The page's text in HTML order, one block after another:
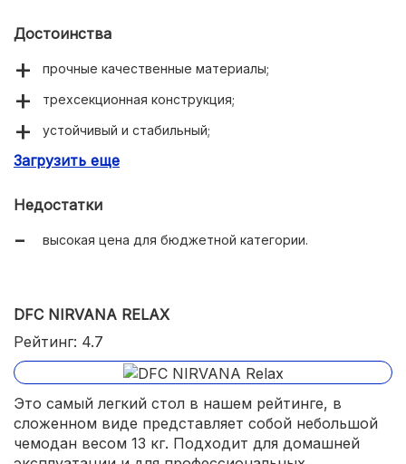
Достоинства
прочные качественные материалы;
трехсекционная конструкция;
устойчивый и стабильный;
много регулировок;
Загрузить еще
Недостатки
высокая цена для бюджетной категории.
DFC NIRVANA RELAX
Рейтинг: 4.7
Это самый легкий стол в нашем рейтинге, в
сложенном виде представляет собой небольшой
чемодан весом 13 кг. Подходит для домашней